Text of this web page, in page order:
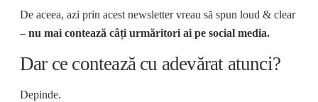
De aceea, azi prin acest newsletter vreau să spun loud & clear
– nu mai contează câți urmăritori ai pe social media.
Dar ce contează cu adevărat atunci?
Depinde.